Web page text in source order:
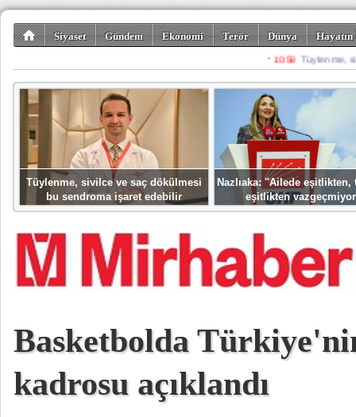
Siyaset Gündem Ekonomi Terör Dünya
Spor Misafir
Tüylenme, sivilce ve saç dökülmesi
bu sendroma işaret edebilir
Nazlıaka: ''Ailede eşitlikten,
eşitlikten
Basketbolda
kadrosu açıklandı